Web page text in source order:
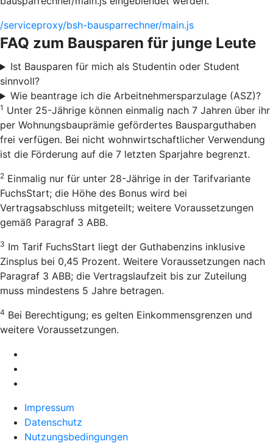
/serviceproxy/bsh-bausparrechner/main.js
FAQ zum Bausparen für junge Leute
Ist Bausparen für mich als Studentin oder Student
sinnvoll?
Wie beantrage ich die Arbeitnehmersparzulage (ASZ)?
1 Unter 25-Jährige können einmalig nach 7 Jahren über ihr
per Wohnungsbauprämie gefördertes Bausparguthaben
frei verfügen. Bei nicht wohnwirtschaftlicher Verwendung
ist die Förderung auf die 7 letzten Sparjahre begrenzt.
2 Einmalig nur für unter 28-Jährige in der Tarifvariante
FuchsStart; die Höhe des Bonus wird bei
Vertragsabschluss mitgeteilt; weitere Voraussetzungen
gemäß Paragraf 3 ABB.
3 Im Tarif FuchsStart liegt der Guthabenzins inklusive
Zinsplus bei 0,45 Prozent. Weitere Voraussetzungen nach
Paragraf 3 ABB; die Vertragslaufzeit bis zur Zuteilung
muss mindestens 5 Jahre betragen.
4 Bei Berechtigung; es gelten Einkommensgrenzen und
weitere Voraussetzungen.
Impressum
Datenschutz
Nutzungsbedingungen